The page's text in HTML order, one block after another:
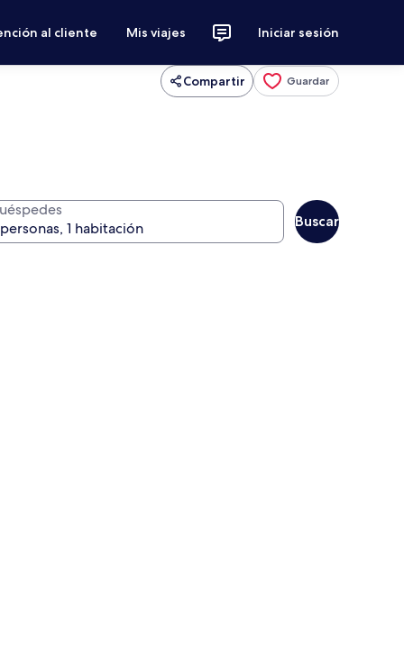
al cliente Mis viajes Iniciar sesión
Compartir Guardar
Buscar